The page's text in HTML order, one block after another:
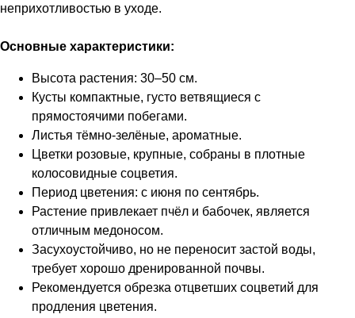
неприхотливостью в уходе.
Основные характеристики:
Высота растения: 30–50 см.
Кусты компактные, густо ветвящиеся с
прямостоячими побегами.
Листья тёмно-зелёные, ароматные.
Цветки розовые, крупные, собраны в плотные
колосовидные соцветия.
Период цветения: с июня по сентябрь.
Растение привлекает пчёл и бабочек, является
отличным медоносом.
Засухоустойчиво, но не переносит застой воды,
требует хорошо дренированной почвы.
Рекомендуется обрезка отцветших соцветий для
продления цветения.